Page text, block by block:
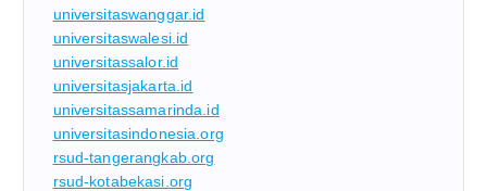
universitaswanggar.id
universitaswalesi.id
universitassalor.id
universitasjakarta.id
universitassamarinda.id
universitasindonesia.org
rsud-tangerangkab.org
rsud-kotabekasi.org